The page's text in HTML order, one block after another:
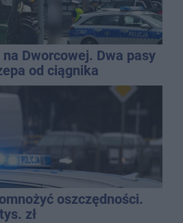
Dworcowej. Dwa pasy
od ciągnika
oszczędności.
zł